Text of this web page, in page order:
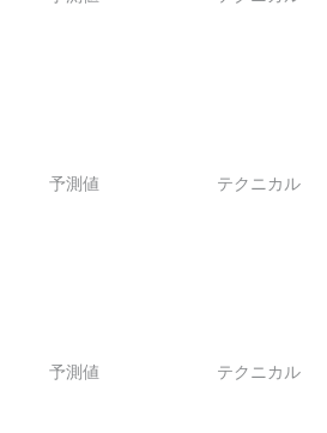
予測値 テクニカル
予測値 テクニカル